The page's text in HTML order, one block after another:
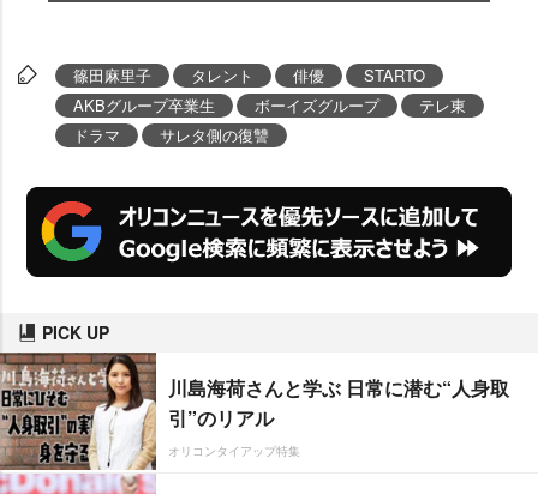
篠田麻里子 タレント 俳優
STARTO
AKBグループ卒業生
ボーイズグループ
テレ東
ドラマ
サレタ側の復讐
PICK UP
川島海荷さんと学ぶ 日常に潜む“人身取
引”のリアル
オリコンタイアップ特集